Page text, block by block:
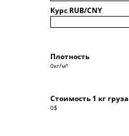
Плотность
0кг/м³
Стоимость 1 кг груза
0$
Курс RUB/CNY